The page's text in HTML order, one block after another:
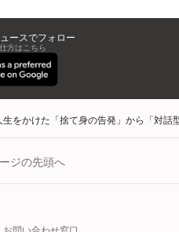
ースでフォロー
方はこちら
生をかけた「捨て身の告発」から「対
ジの先頭へ